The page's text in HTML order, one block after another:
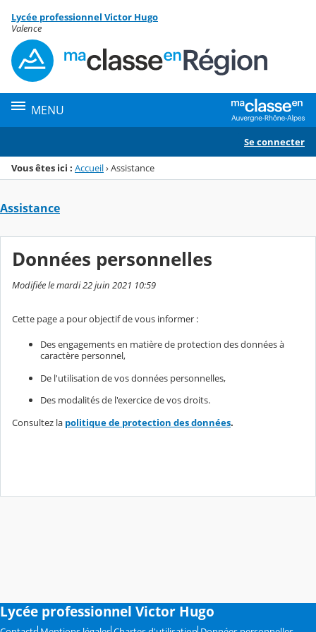
Menu de la rubrique
Contenu
Lycée professionnel Victor Hugo
Valence
MENU
Se connecter
Vous êtes ici : Accueil›Assistance
Assistance
Données personnelles
Modifiée le mardi 22 juin 2021 10:59
Cette page a pour objectif de vous informer :
Des engagements en matière de protection des données à
caractère personnel,
De l'utilisation de vos données personnelles,
Des modalités de l'exercice de vos droits.
Consultez la politique de protection des données.
Lycée professionnel Victor Hugo